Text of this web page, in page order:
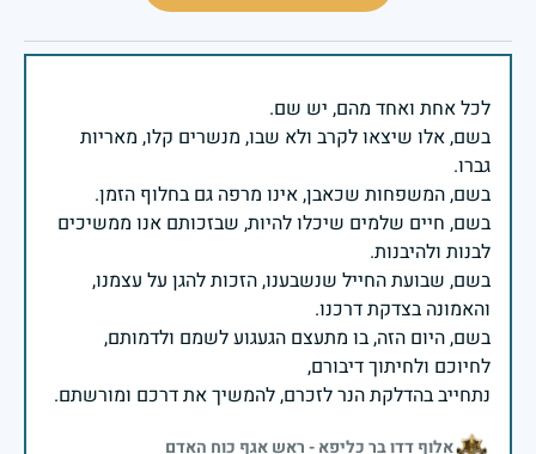
בשם, אלו שיצאו לקרב ולא שבו, מנשרים קלו, מאריות
בשם, חיים שלמים שיכלו להיות, שבזכותם אנו ממשיכים
בשם, שבועת החייל שנשבענו, הזכות להגן על עצמנו,
בשם, היום הזה, בו מתעצם הגעגוע לשמם ולדמותם,
נתחייב בהדלקת הנר לזכרם, להמשיך את דרכם ומורשתם.
אלוף דדו בר כליפא - ראש אגף כוח האדם